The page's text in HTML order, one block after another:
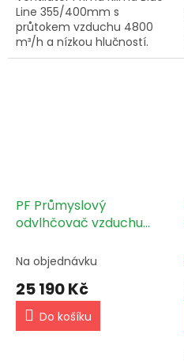
Line 355/400mm s
průtokem vzduchu 4800
m³/h a nízkou hlučností.
Vysoce účinný motor ZIEHL-
PF Průmyslový
odvlhčovač vzduchu
Na objednávku
25 190 Kč
Do košíku